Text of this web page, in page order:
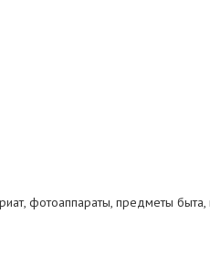
фотоаппараты, предметы